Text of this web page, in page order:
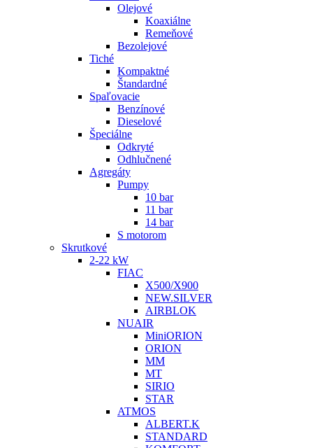
Olejové
Koaxiálne
Remeňové
Bezolejové
Tiché
Kompaktné
Štandardné
Spaľovacie
Benzínové
Dieselové
Špeciálne
Odkryté
Odhlučnené
Agregáty
Pumpy
10 bar
11 bar
14 bar
S motorom
Skrutkové
2-22 kW
FIAC
X500/X900
NEW.SILVER
AIRBLOK
NUAIR
MiniORION
ORION
MM
MT
SIRIO
STAR
ATMOS
ALBERT.K
STANDARD